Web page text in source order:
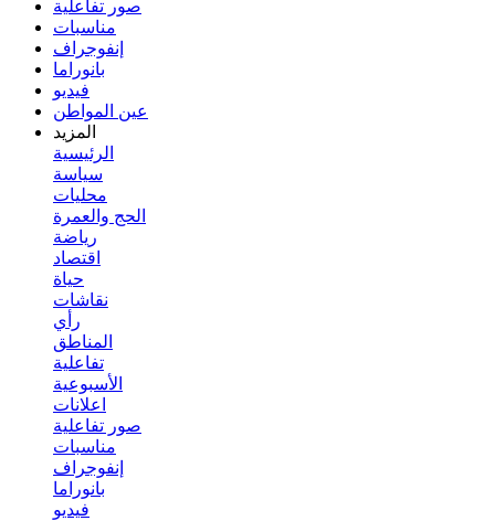
صور تفاعلية
مناسبات
إنفوجراف
بانوراما
فيديو
عين المواطن
المزيد
الرئيسية
سياسة
محليات
الحج والعمرة
رياضة
اقتصاد
حياة
نقاشات
رأي
المناطق
تفاعلية
الأسبوعية
اعلانات
صور تفاعلية
مناسبات
إنفوجراف
بانوراما
فيديو